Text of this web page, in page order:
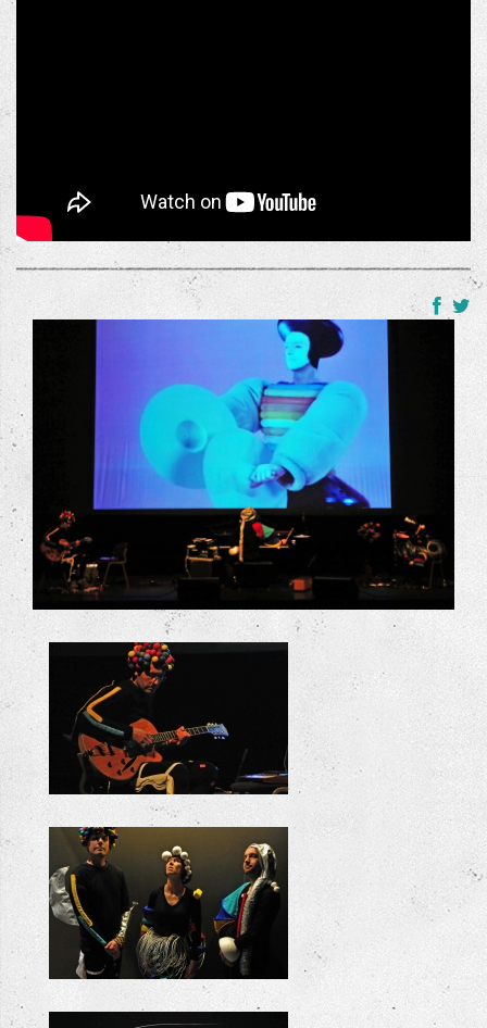
+
Triadische baletten warande algemeen
Triadische Balletten Warande
Triadische Balletten crue